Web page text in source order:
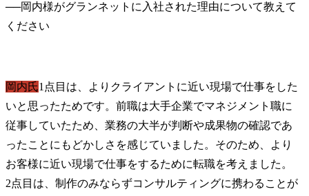
──岡内様がグランネットに入社された理由について教えて
岡内氏1点目は、よりクライアントに近い現場で仕事をした
いと思ったためです。前職は大手企業でマネジメント職に
従事していたため、業務の大半が判断や成果物の確認であ
ったことにもどかしさを感じていました。そのため、より
お客様に近い現場で仕事をするために転職を考えました。
2点目は、制作のみならずコンサルティングに携わることが